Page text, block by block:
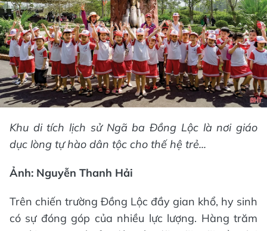
Khu di tích lịch sử Ngã ba Đồng Lộc là nơi giáo
dục lòng tự hào dân tộc cho thế hệ trẻ...
Ảnh: Nguyễn Thanh Hải
Trên chiến trường Đồng Lộc đầy gian khổ, hy sinh
có sự đóng góp của nhiều lực lượng. Hàng trăm